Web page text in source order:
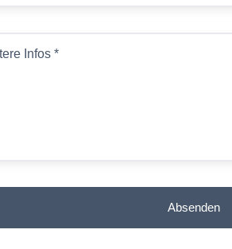
Infos *
Absenden